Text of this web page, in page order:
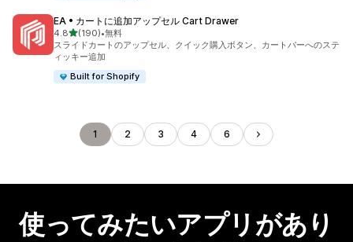
EA • カートに追加アップセル Cart Drawer
4.85つ星中
(190)
合計レビュー数：190件
•無料
スライドカートのアップセル、クイック購入ボタン、カートバーへのステ
ィッキー追加
Built for Shopify
1 2 3 4 6
使ってみたいアプリがあり